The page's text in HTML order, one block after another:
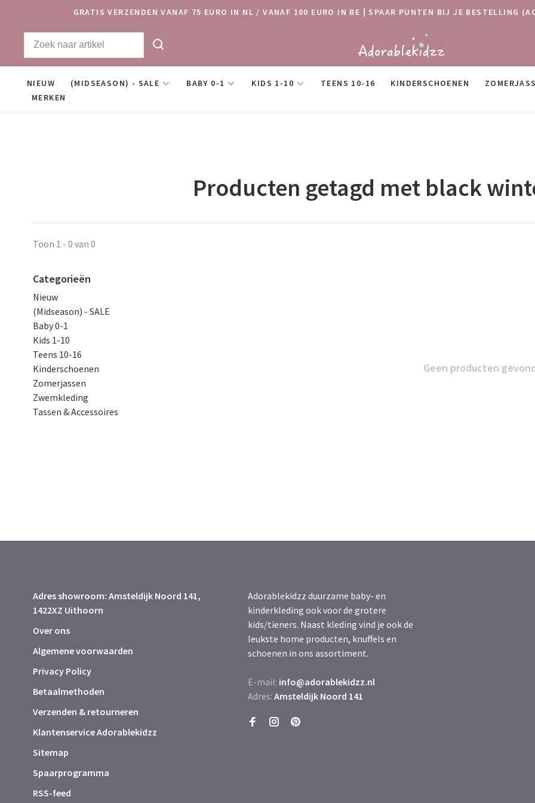
GRATIS VERZENDEN VANAF 75 EURO IN NL / VANAF 100 EURO IN BE | SPAAR PUNTEN BIJ JE BESTELLING
NIEUW (MIDSEASON) - SALE BABY 0-1 KIDS 1-10 TEENS 10-16 KINDERSCHOENEN
MERKEN
Producten getagd met black
Toon 1 - 0 van 0
Categorieën
Nieuw
(Midseason) - SALE
Baby 0-1
Kids 1-10
Teens 10-16
Kinderschoenen
Zomerjassen
Zwemkleding
Tassen & Accessoires
Geen producten
Adres showroom: Amsteldijk Noord 141,
1422XZ Uithoorn
Over ons
Algemene voorwaarden
Privacy Policy
Betaalmethoden
Verzenden & retourneren
Klantenservice Adorablekidzz
Sitemap
Spaarprogramma
RSS-feed
Adorablekidzz duurzame baby- en
kinderkleding ook voor de grotere
kids/tieners. Naast kleding vind je ook de
leukste home producten, knuffels en
schoenen in ons assortiment.
E-mail: info@adorablekidzz.nl
Adres: Amsteldijk Noord 141